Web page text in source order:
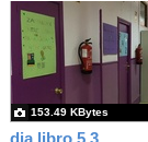
153.49 KBytes